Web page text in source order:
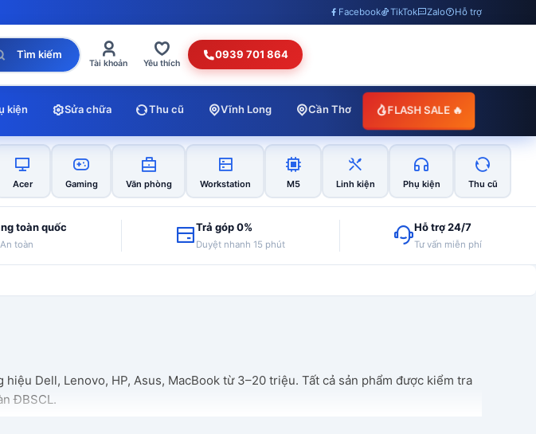
Facebook TikTok Zalo Hỗ trợ
Tìm kiếm
Tài khoản Yêu thích
0939 701 864
kiện Sửa chữa Thu cũ Vĩnh Long Cần Thơ FLASH SALE 🔥
Acer Gaming Văn phòng Workstation M5 Linh kiện Phụ kiện Thu cũ
toàn quốc
toàn
Trả góp 0%
Duyệt nhanh 15 phút
Hỗ trợ 24/7
Tư vấn miễn phí
Dell, Lenovo, HP, Asus, MacBook từ 3–20 triệu. Tất cả sản phẩm được kiểm tra
ĐBSCL.